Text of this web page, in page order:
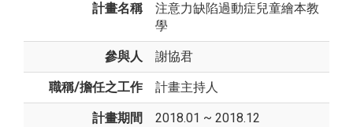
計畫名稱
注意力缺陷過動症兒童繪本教
學
參與人 謝協君
職稱/擔任之工作 計畫主持人
計畫期間 2018.01 ~ 2018.12